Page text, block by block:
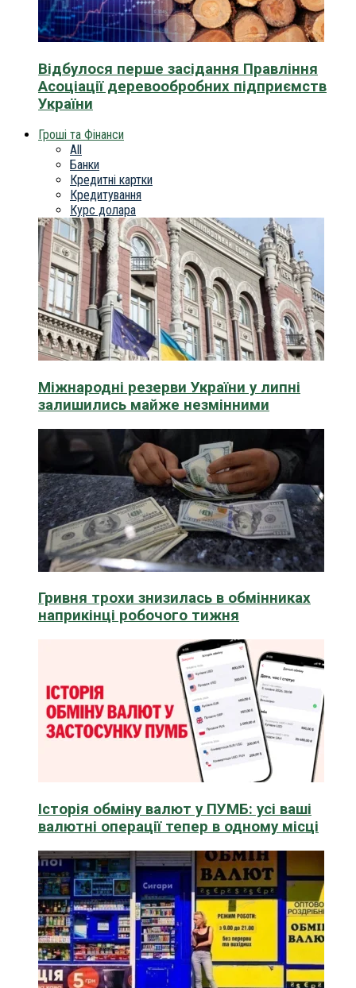
Відбулося перше засідання Правління
Асоціації деревообробних підприємств
України
Гроші та Фінанси
All
Банки
Кредитні картки
Кредитування
Курс долара
Міжнародні резерви України у липні
залишились майже незмінними
Гривня трохи знизилась в обмінниках
наприкінці робочого тижня
Історія обміну валют у ПУМБ: усі ваші
валютні операції тепер в одному місці